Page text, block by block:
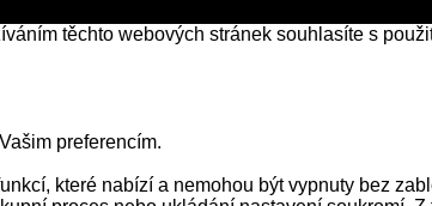
těchto webových stránek souhlasíte s
preferencím.
které nabízí a nemohou být vypnuty bez